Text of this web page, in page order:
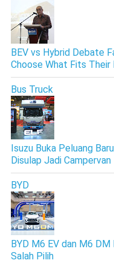
BEV vs Hybrid Debate
Choose What Fits Their
Bus Truck
Isuzu Buka Peluang
Disulap Jadi Campervan
BYD
BYD M6 EV dan M6
Salah Pilih